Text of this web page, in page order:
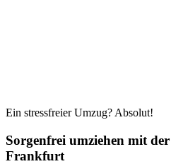
Ein stressfreier Umzug? Absolut!
Sorgenfrei umziehen mit
Frankfurt